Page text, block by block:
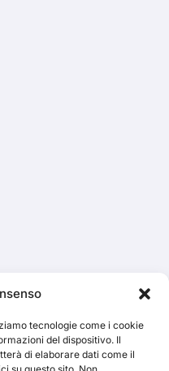
tecnologie come i cookie
del dispositivo. Il
di elaborare dati come il
Cerca